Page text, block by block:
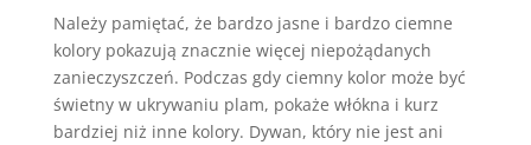
Należy pamiętać, że bardzo jasne i bardzo ciemne
kolory pokazują znacznie więcej niepożądanych
zanieczyszczeń. Podczas gdy ciemny kolor może być
świetny w ukrywaniu plam, pokaże włókna i kurz
bardziej niż inne kolory. Dywan, który nie jest ani